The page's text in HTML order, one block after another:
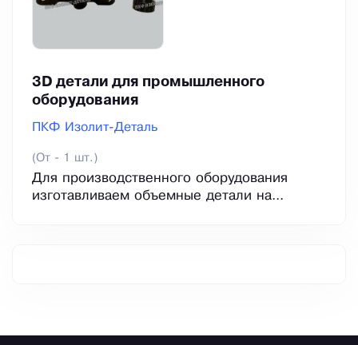
3D детали для промышленного
оборудования
ПКФ Изолит-Деталь
(От - 1 шт.)
Для производственного оборудования
изготавливаем объемные детали на...